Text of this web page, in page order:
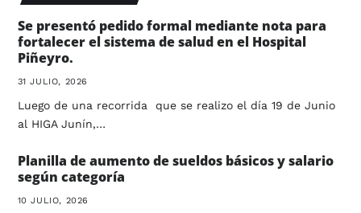
Se presentó pedido formal mediante nota para
fortalecer el sistema de salud en el Hospital
Piñeyro.
31 JULIO, 2026
Luego de una recorrida que se realizo el día 19 de Junio
al HIGA Junín,…
Planilla de aumento de sueldos básicos y salario
según categoría
10 JULIO, 2026